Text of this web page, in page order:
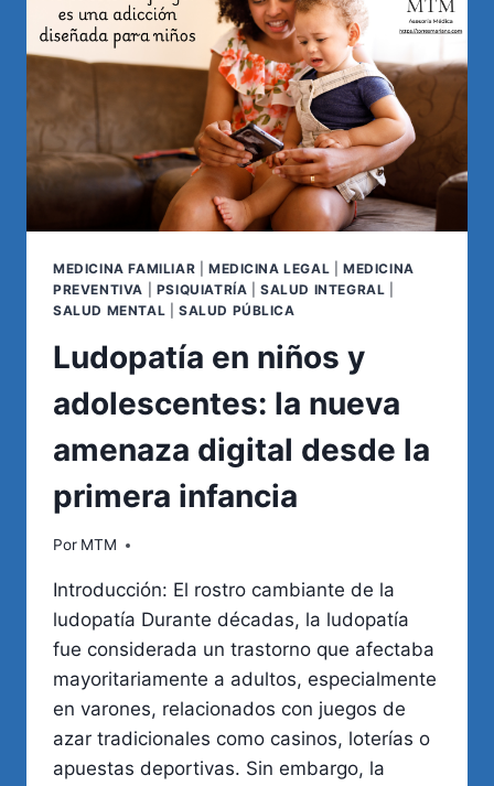
SE
DETIENE.
MEDICINA FAMILIAR MEDICINA LEGAL |MEDICINA
PREVENTIVA
PSIQUIATRÍA |SALUD INTEGRAL
SALUD MENTAL
SALUD PÚBLICA
Ludopatía en niños y
adolescentes: la nueva
amenaza digital desde la
primera infancia
Por MTM
Introducción: El rostro cambiante de la
ludopatía Durante décadas, la ludopatía
fue considerada un trastorno que afectaba
mayoritariamente a adultos, especialmente
en varones, relacionados con juegos de
azar tradicionales como casinos, loterías o
apuestas deportivas. Sin embargo, la